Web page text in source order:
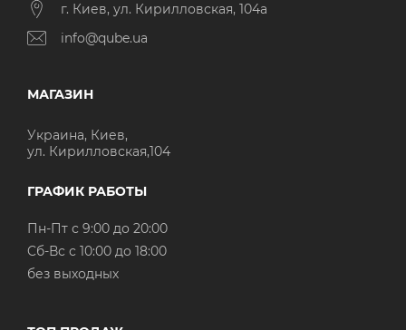
г. Киев, ул. Кирилловская, 104а
info@qube.ua
МАГАЗИН
Украина, Киев,
ул. Кирилловская,104
ГРАФИК РАБОТЫ
Пн-Пт с 9:00 до 20:00
Cб-Вс с 10:00 до 18:00
без выходных